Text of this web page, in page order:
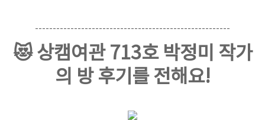
-------------------------------------------------------
😻 상캠여관 713호 박정미 작가
의 방 후기를 전해요!